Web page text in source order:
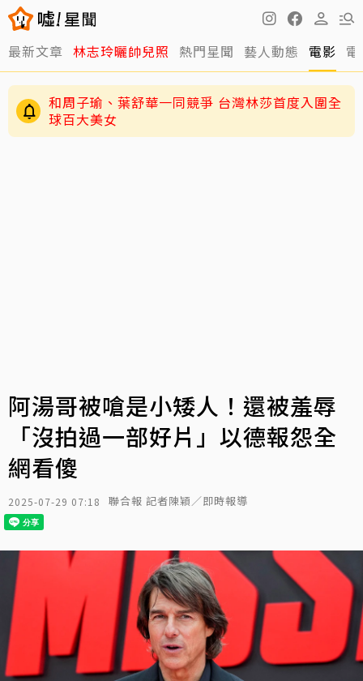
最新文章 林志玲曬帥兒照 熱門星聞 藝人動態 電影
和周子瑜、葉舒華一同競爭 台灣林莎首度入圍全
球百大美女
阿湯哥被嗆是小矮人！還被羞辱
「沒拍過一部好片」以德報怨全
網看傻
2025-07-29 07:18 聯合報 記者陳穎／即時報導